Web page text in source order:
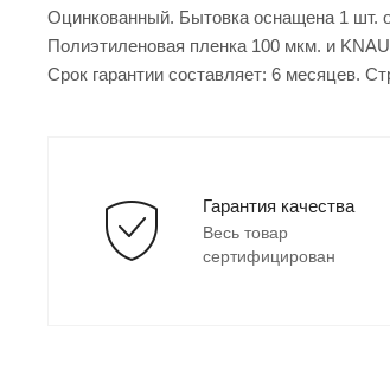
Оцинкованный. Бытовка оснащена 1 шт.
Полиэтиленовая пленка 100 мкм. и
Срок гарантии составляет: 6 месяцев.
Гарантия качества
Весь товар
сертифицирован